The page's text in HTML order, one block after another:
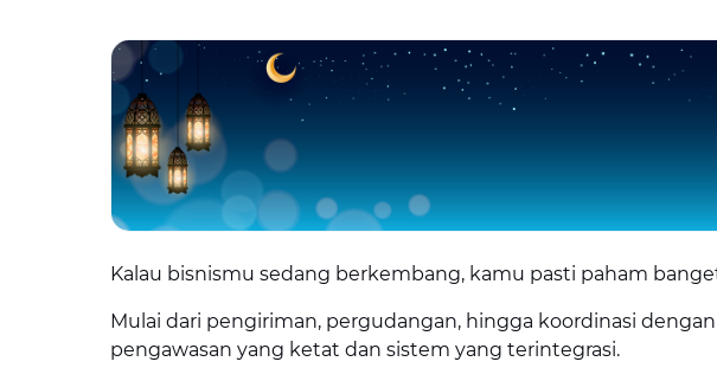
Kalau bisnismu sedang berkembang, kamu pasti paham
Mulai dari pengiriman, pergudangan, hingga koordinasi
pengawasan yang ketat dan sistem yang terintegrasi.